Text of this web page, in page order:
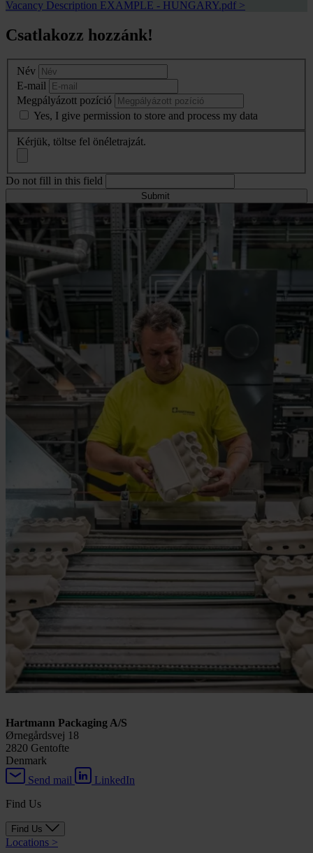
Vacancy Description EXAMPLE - HUNGARY.pdf >
Csatlakozz hozzánk!
Név
E-mail
Megpályázott pozíció
Yes, I give permission to store and process my data
Kérjük, töltse fel önéletrajzát.
Do not fill in this field
Hartmann Packaging A/S
Ørnegårdsvej 18
2820 Gentofte
Denmark
Send mail
LinkedIn
Find Us
Find Us
Locations >